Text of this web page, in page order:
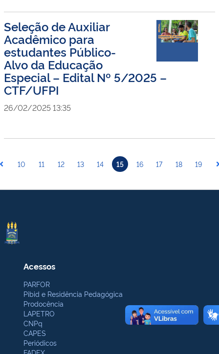
Seleção de Auxiliar
Acadêmico para
estudantes Público-
Alvo da Educação
Especial – Edital Nº 5/2025 –
CTF/UFPI
26/02/2025 13:35
10 11 12 13 14 15 16 17 18 19
Acessos
PARFOR
Pibid e Residência Pedagógica
Prodocência
LAPETRO
CNPq
CAPES
Periódicos